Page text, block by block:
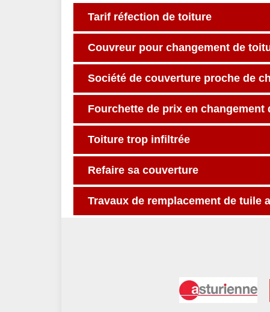
Tarif réfection de toiture
Couvreur pour changement de
Société de couverture proche de
Fourchette de prix en changement
Toiture trop infiltrée
Refaire sa couverture
Travaux de remplacement de tuile